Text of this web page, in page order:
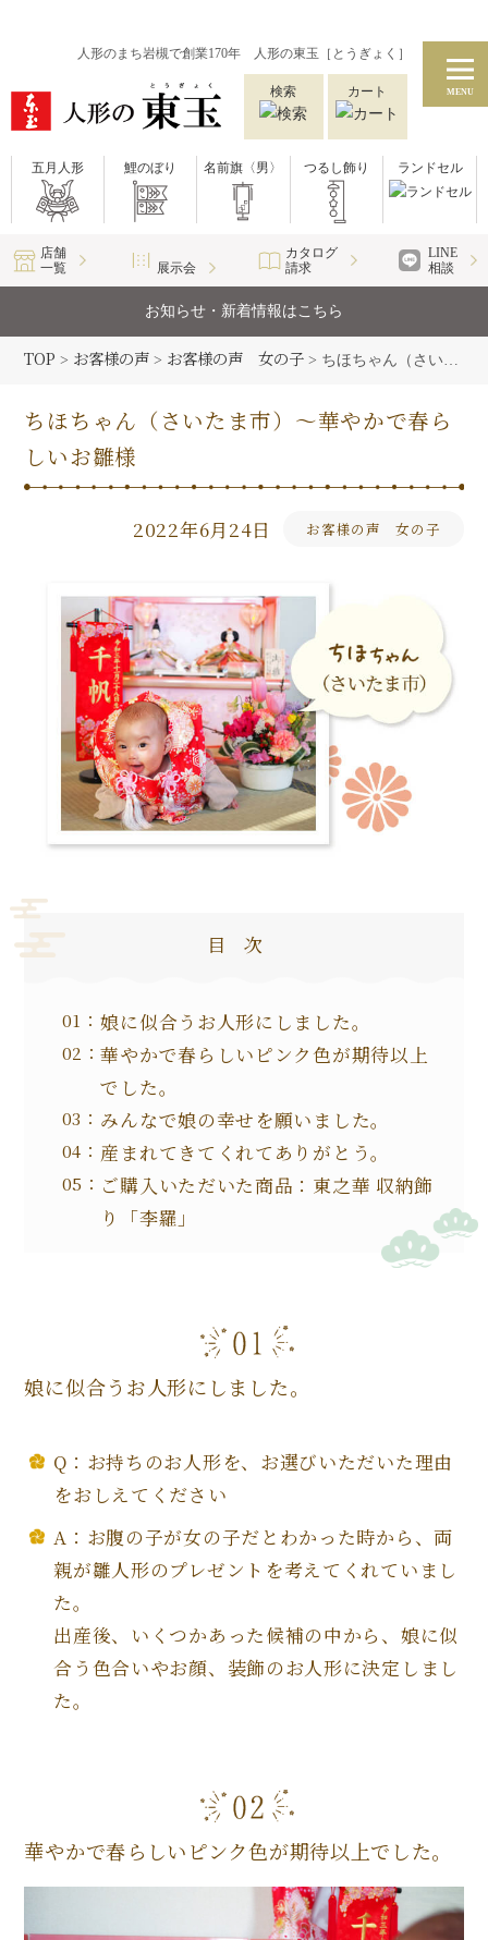
人形のまち岩槻で創業170年 人形の東玉［とうぎょく］
検索 カート MENU
五月人形 鯉のぼり 名前旗〈男〉 つるし飾り ランドセル
店舗
一覧
展示会
カタログ
請求
LINE
相談
お知らせ・新着情報はこちら
TOP > お客様の声 > お客様の声 女の子 > ちほちゃん（さいたま市）〜華やかで春らしいお雛様
ちほちゃん（さいたま市）〜華やかで春ら
しいお雛様
2022年6月24日 お客様の声 女の子
目次
娘に似合うお人形にしました。
華やかで春らしいピンク色が期待以上
でした。
みんなで娘の幸せを願いました。
産まれてきてくれてありがとう。
ご購入いただいた商品：東之華 収納飾
り「李羅」
娘に似合うお人形にしました。
Q：お持ちのお人形を、お選びいただいた理由
をおしえてください
A：お腹の子が女の子だとわかった時から、両
親が雛人形のプレゼントを考えてくれていまし
た。
出産後、いくつかあった候補の中から、娘に似
合う色合いやお顔、装飾のお人形に決定しまし
た。
華やかで春らしいピンク色が期待以上でした。